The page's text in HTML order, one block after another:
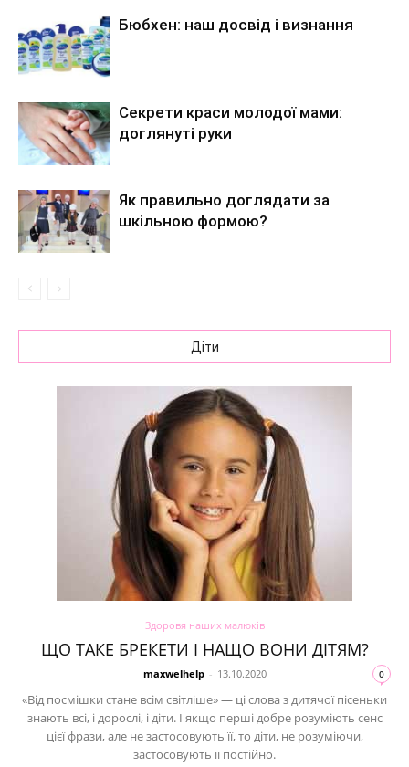
Бюбхен: наш досвід і визнання
Секрети краси молодої мами:
доглянуті руки
Як правильно доглядати за
шкільною формою?
Діти
Здоровя наших малюків
ЩО ТАКЕ БРЕКЕТИ І НАЩО ВОНИ ДІТЯМ?
maxwelhelp - 13.10.2020 0
«Від посмішки стане всім світліше» — ці слова з дитячої пісеньки
знають всі, і дорослі, і діти. І якщо перші добре розуміють сенс
цієї фрази, але не застосовують її, то діти, не розуміючи,
застосовують її постійно.